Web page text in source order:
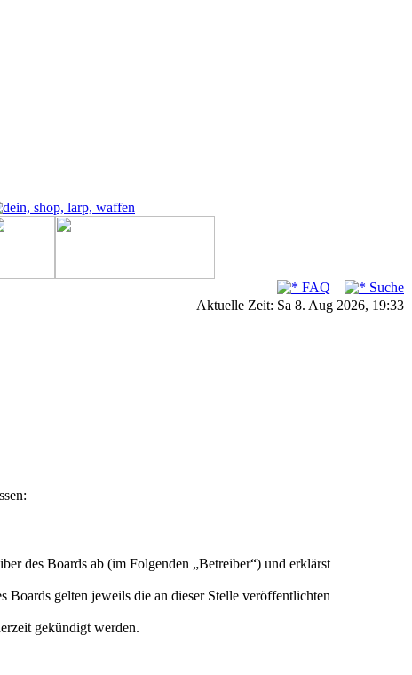
FAQ
Suche
Aktuelle Zeit: Sa 8. Aug 2026, 19:33
des Boards ab (im Folgenden „Betreiber“) und erklärst
Boards gelten jeweils die an dieser Stelle veröffentlichten
gekündigt werden.